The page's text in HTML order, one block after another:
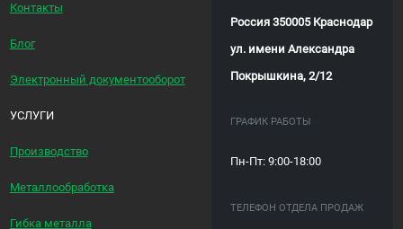
Контакты
Блог
Электронный документооборот
УСЛУГИ
Производство
Металлообработка
Гибка металла
Россия 350005 Краснодар
ул. имени Александра
Покрышкина, 2/12
ГРАФИК РАБОТЫ
Пн-Пт: 9:00-18:00
ТЕЛЕФОН ОТДЕЛА ПРОДАЖ